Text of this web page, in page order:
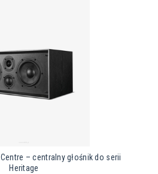
– centralny głośnik do serii
Heritage